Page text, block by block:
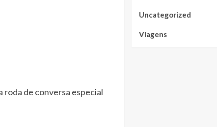
roda de conversa especial
Uncategorized
Viagens